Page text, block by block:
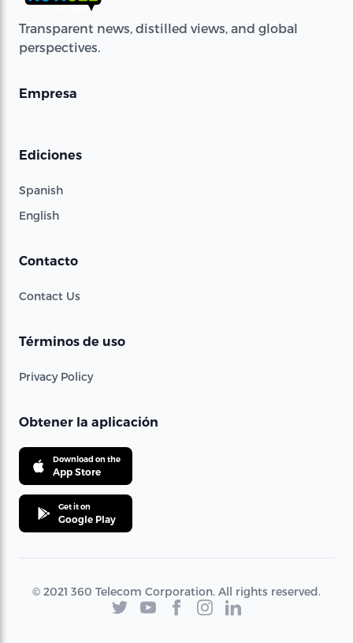
Transparent news, distilled views, and global
perspectives.
Empresa
Ediciones
Spanish
English
Contacto
Contact Us
Términos de uso
Privacy Policy
Obtener la aplicación
Download on the
App Store
Get it on
Google Play
© 2021 360 Telecom Corporation. All rights reserved.